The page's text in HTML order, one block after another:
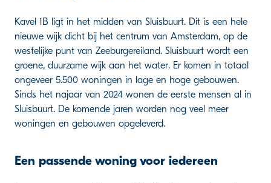
Kavel 1B ligt in het midden van Sluisbuurt. Dit is een hele
nieuwe wijk dicht bij het centrum van Amsterdam, op de
westelijke punt van Zeeburgereiland. Sluisbuurt wordt een
groene, duurzame wijk aan het water. Er komen in totaal
ongeveer 5.500 woningen in lage en hoge gebouwen.
Sinds het najaar van 2024 wonen de eerste mensen al in
Sluisbuurt. De komende jaren worden nog veel meer
woningen en gebouwen opgeleverd.
Een passende woning voor iedereen